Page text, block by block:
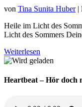
von Tina Sunita Huber|
Heile im Licht des
Licht des Sommers
Weiterlesen
Heartbeat – Hör doch